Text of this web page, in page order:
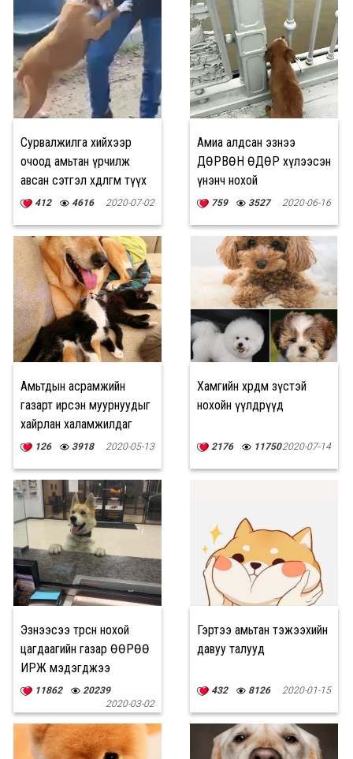
Сурвалжилга хийхээр
очоод амьтан үрчилж
авсан сэтгэл хөдөлгөм түүх
412 4616 2020-07-02
Амиа алдсан эзнээ
ДӨРВӨН ӨДӨР хүлээсэн
үнэнч нохой
759 3527 2020-06-16
Амьтдын асрамжийн
газарт ирсэн муурнуудыг
хайрлан халамжилдаг
нохой
126 3918 2020-05-13
Хамгийн өхөөрдөм зүстэй
нохойн үүлдрүүд
2176 117502020-07-14
Эзнээсээ төөрсөн нохой
цагдаагийн газар ӨӨРӨӨ
ИРЖ мэдэгджээ
11862
20239
2020-03-02
Гэртээ амьтан тэжээхийн
давуу талууд
432 8126 2020-01-15